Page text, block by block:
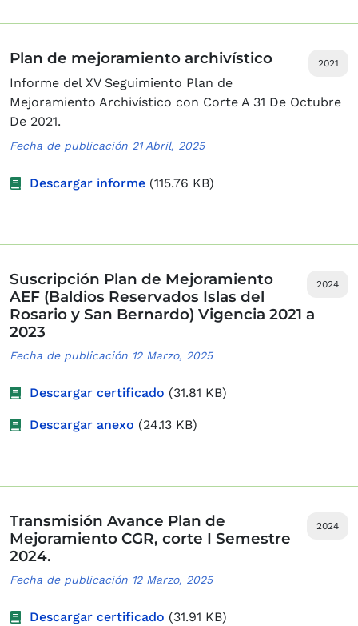
2021
Plan de mejoramiento archivístico
Informe del XV Seguimiento Plan de
Mejoramiento Archivístico con Corte A 31 De Octubre
De 2021.
Fecha de publicación 21 Abril, 2025
Descargar informe (115.76 KB)
2024
Suscripción Plan de Mejoramiento
AEF (Baldios Reservados Islas del
Rosario y San Bernardo) Vigencia 2021 a
2023
Fecha de publicación 12 Marzo, 2025
Descargar certificado (31.81 KB)
Descargar anexo (24.13 KB)
2024
Transmisión Avance Plan de
Mejoramiento CGR, corte I Semestre
2024.
Fecha de publicación 12 Marzo, 2025
Descargar certificado (31.91 KB)